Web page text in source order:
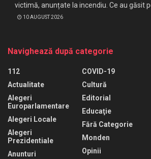
victimă, anunțate la incendiu. Ce au găsit
10 AUGUST 2026
Navighează după categorie
112
Actualitate
Alegeri
Europarlamentare
Alegeri Locale
Alegeri
Prezidentiale
Anunturi
COVID-19
Cultură
Editorial
Educaţie
Fără Categorie
Monden
Opinii